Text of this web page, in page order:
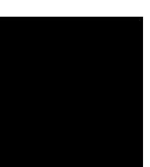
就活チャンネル